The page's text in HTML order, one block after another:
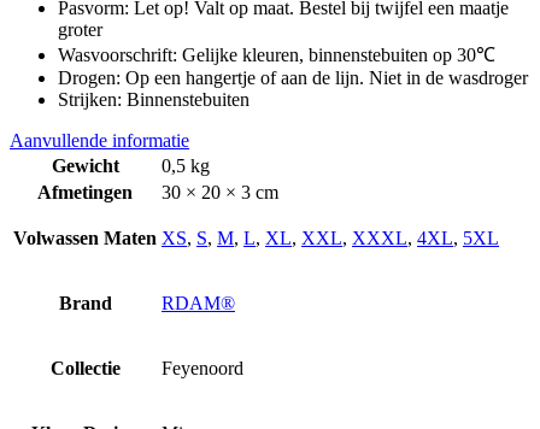
Pasvorm: Let op! Valt op maat. Bestel bij twijfel een maatje
groter
Wasvoorschrift: Gelijke kleuren, binnenstebuiten op 30℃
Drogen: Op een hangertje of aan de lijn. Niet in de wasdroger
Strijken: Binnenstebuiten
Aanvullende informatie
Gewicht
0,5 kg
Afmetingen
30 × 20 × 3 cm
Volwassen Maten XS, S, M, L, XL, XXL, XXXL, 4XL, 5XL
Brand RDAM®
Collectie Feyenoord